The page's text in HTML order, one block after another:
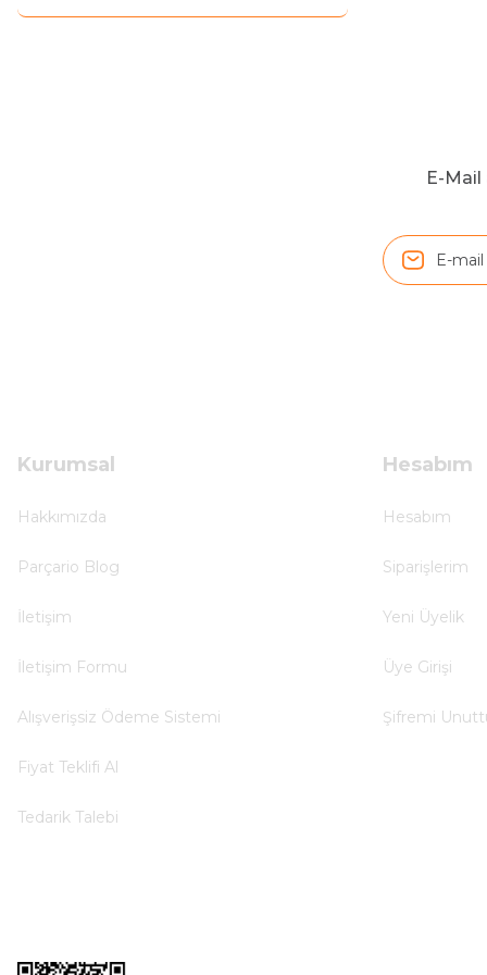
Ürün araca tam uyumlu ve kaliteli
B... Y... | 20/11/2024
Deneyimini Paylaş
E-
Kurumsal
Hakkımızda
Parçario Blog
İletişim
İletişim Formu
Alışverişsiz Ödeme Sistemi
Fiyat Teklifi Al
Tedarik Talebi
Hesabım
Hesabım
Siparişlerim
Yeni Üyelik
Üye Girişi
Şifremi